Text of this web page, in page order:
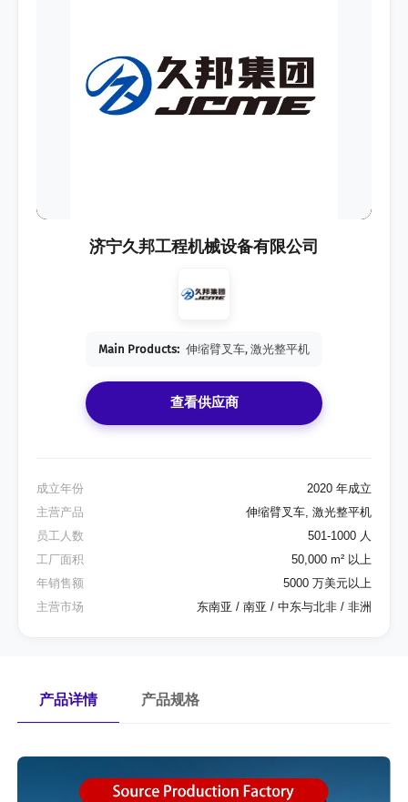
济宁久邦工程机械设备有限公司
Main Products: 伸缩臂叉车, 激光整平机
查看供应商
成立年份
2020 年成立
主营产品
伸缩臂叉车, 激光整平机
员工人数
501-1000 人
工厂面积
50,000 m² 以上
年销售额
5000 万美元以上
主营市场
东南亚 / 南亚 / 中东与北非 / 非洲
产品详情 产品规格